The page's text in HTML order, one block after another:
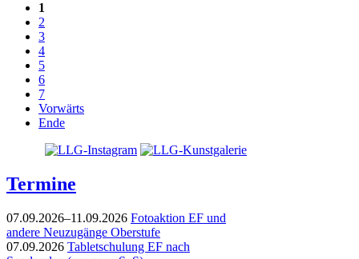
1
2
3
4
5
6
7
Vorwärts
Ende
Termine
07.09.2026–11.09.2026 Fotoaktion EF und
andere Neuzugänge Oberstufe
07.09.2026 Tabletschulung EF nach